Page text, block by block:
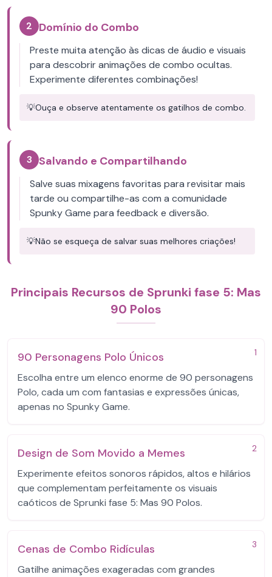
2 Domínio do Combo
Preste muita atenção às dicas de áudio e visuais
para descobrir animações de combo ocultas.
Experimente diferentes combinações!
💡Ouça e observe atentamente os gatilhos de combo.
3 Salvando e Compartilhando
Salve suas mixagens favoritas para revisitar mais
tarde ou compartilhe-as com a comunidade
Spunky Game para feedback e diversão.
💡Não se esqueça de salvar suas melhores criações!
Principais Recursos de Sprunki fase 5: Mas
90 Polos
1
90 Personagens Polo Únicos
Escolha entre um elenco enorme de 90 personagens
Polo, cada um com fantasias e expressões únicas,
apenas no Spunky Game.
2
Design de Som Movido a Memes
Experimente efeitos sonoros rápidos, altos e hilários
que complementam perfeitamente os visuais
caóticos de Sprunki fase 5: Mas 90 Polos.
3
Cenas de Combo Ridículas
Gatilhe animações exageradas com grandes